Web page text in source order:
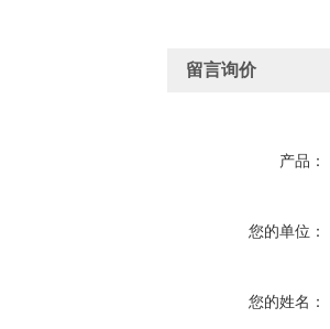
留言询价
产品：
您的单位：
您的姓名：